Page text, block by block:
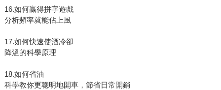
16.如何贏得拼字遊戲
分析頻率就能佔上風
17.如何快速使酒冷卻
降溫的科學原理
18.如何省油
科學教你更聰明地開車，節省日常開銷